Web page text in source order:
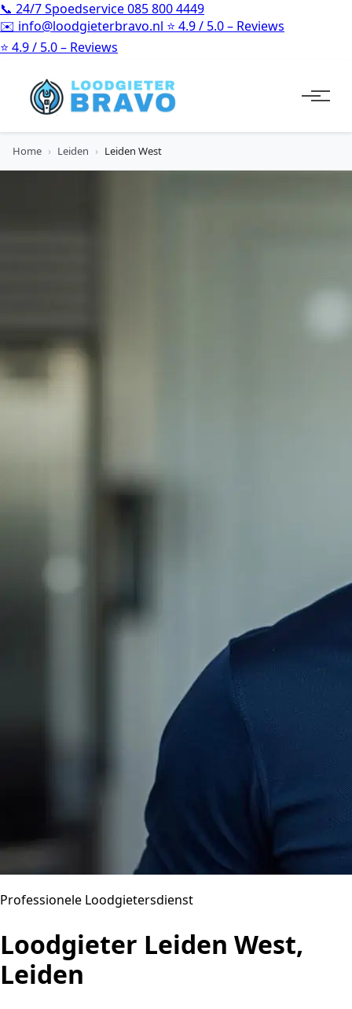
📞 24/7 Spoedservice085 800 4449
✉️ info@loodgieterbravo.nl ⭐ 4.9 / 5.0 – Reviews
⭐ 4.9 / 5.0 – Reviews
Home › Leiden › Leiden West
Professionele Loodgietersdienst
Loodgieter Leiden West,
Leiden